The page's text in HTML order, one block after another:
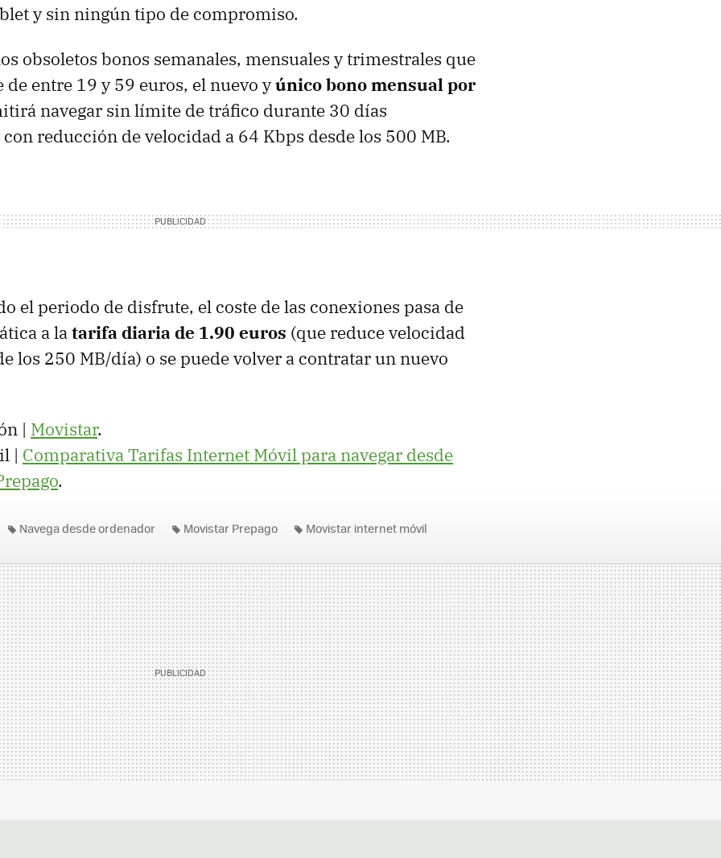
y sin ningún tipo de compromiso.
obsoletos bonos semanales, mensuales y trimestrales que
de entre 19 y 59 euros, el nuevo yúnico bono mensual por
navegar sin límite de tráfico durante 30 días
reducción de velocidad a 64 Kbps desde los 500 MB.
el periodo de disfrute, el coste de las conexiones pasa de
a latarifa diaria de 1.90 euros (que reduce velocidad
los 250 MB/día) o se puede volver a contratar un nuevo
| Movistar.
| Comparativa Tarifas Internet Móvil para navegar desde
.
Navega desde ordenador Movistar Prepago Movistar internet móvil